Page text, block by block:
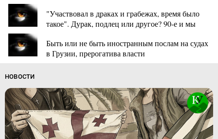
"Участвовал в драках и грабежах, время было
такое". Дурак, подлец или другое? 90-е и мы
Быть или не быть иностранным послам на судах
в Грузии, прерогатива власти
НОВОСТИ